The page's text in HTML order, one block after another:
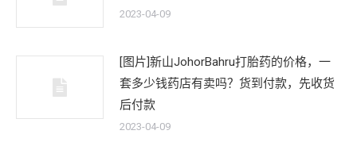
2023-04-09
[图片]新山JohorBahru打胎药的价格，一
套多少钱药店有卖吗？货到付款，先收货
后付款
2023-04-09